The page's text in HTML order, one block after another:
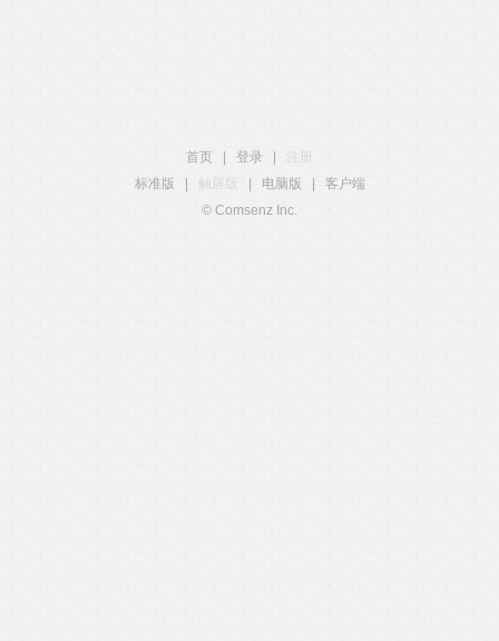
首页 登录
注册
标准版
触屏版 电脑版
客户端
© Comsenz Inc.